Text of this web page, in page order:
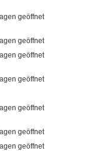
geöffnet
geöffnet
geöffnet
geöffnet
geöffnet
geöffnet
geöffnet